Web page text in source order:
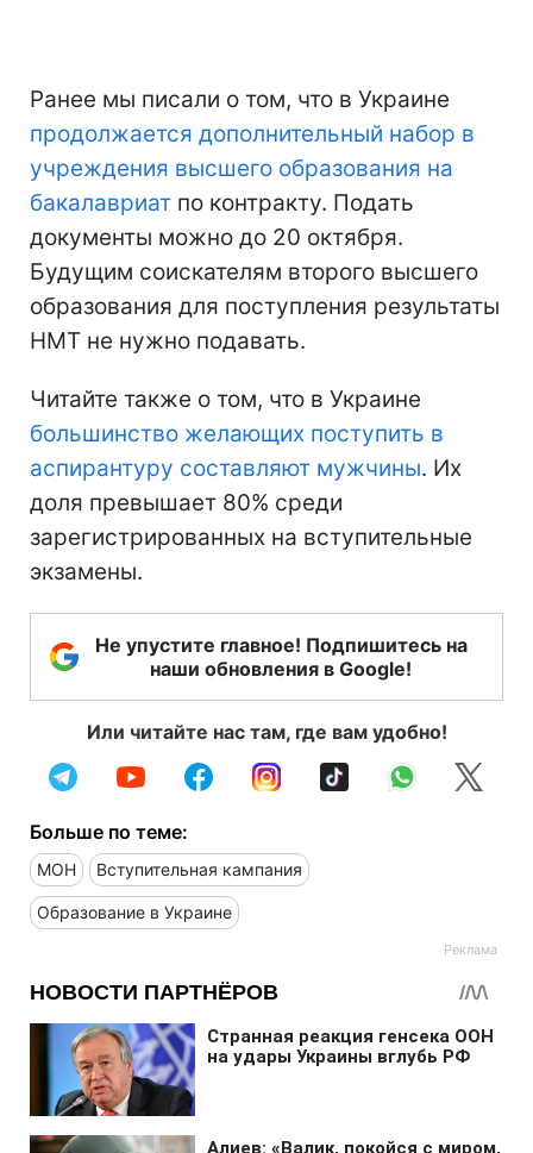
Ранее мы писали о том, что в Украине
продолжается дополнительный набор в
учреждения высшего образования на
бакалавриат по контракту. Подать
документы можно до 20 октября.
Будущим соискателям второго высшего
образования для поступления результаты
НМТ не нужно подавать.
Читайте также о том, что в Украине
большинство желающих поступить в
аспирантуру составляют мужчины. Их
доля превышает 80% среди
зарегистрированных на вступительные
экзамены.
Не упустите главное! Подпишитесь на
наши обновления в Google!
Или читайте нас там, где вам удобно!
Больше по теме:
МОН Вступительная кампания
Образование в Украине